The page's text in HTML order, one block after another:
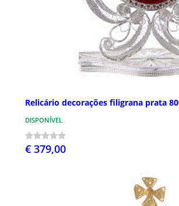
Relicário decorações filigrana prata
DISPONÍVEL
€ 379,00